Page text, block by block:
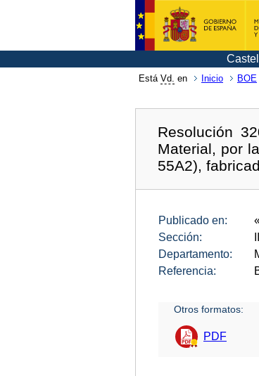
Está Vd. en Inicio BOE
Resolución
Material, por
55A2),
Publicado en:
Sección:
Departamento:
Referencia:
Otros formatos:
PDF